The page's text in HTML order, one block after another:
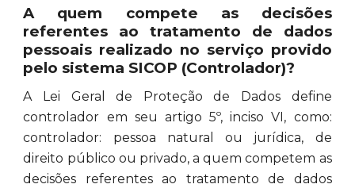
A quem compete as decisões
referentes ao tratamento de dados
pessoais realizado no serviço provido
pelo sistema SICOP (Controlador)?
A Lei Geral de Proteção de Dados define
controlador em seu artigo 5º, inciso VI, como:
controlador: pessoa natural ou jurídica, de
direito público ou privado, a quem competem as
decisões referentes ao tratamento de dados